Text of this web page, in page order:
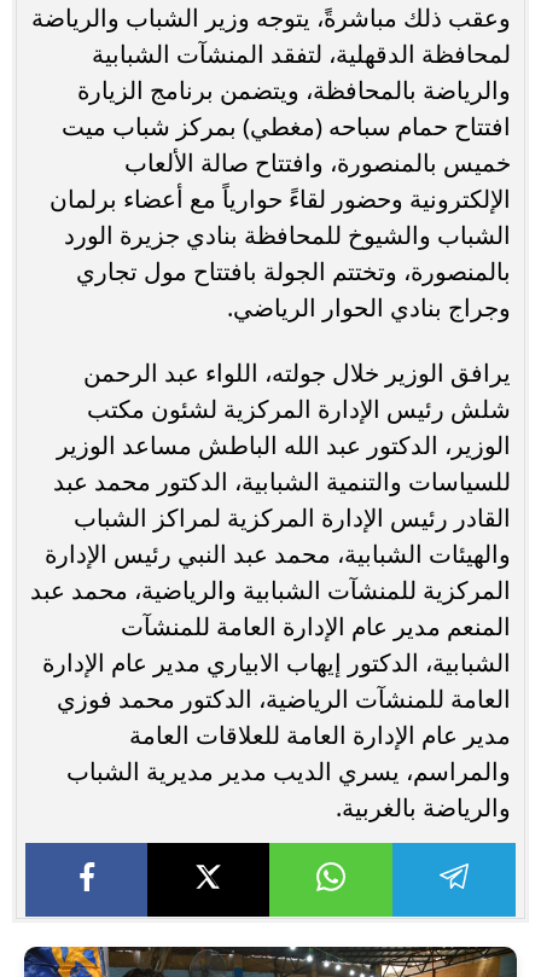
وعقب ذلك مباشرةً، يتوجه وزير الشباب والرياضة
لمحافظة الدقهلية، لتفقد المنشآت الشبابية
والرياضة بالمحافظة، ويتضمن برنامج الزيارة
افتتاح حمام سباحه (مغطي) بمركز شباب ميت
خميس بالمنصورة، وافتتاح صالة الألعاب
الإلكترونية وحضور لقاءً حوارياً مع أعضاء برلمان
الشباب والشيوخ للمحافظة بنادي جزيرة الورد
بالمنصورة، وتختتم الجولة بافتتاح مول تجاري
وجراج بنادي الحوار الرياضي.
يرافق الوزير خلال جولته، اللواء عبد الرحمن
شلش رئيس الإدارة المركزية لشئون مكتب
الوزير، الدكتور عبد الله الباطش مساعد الوزير
للسياسات والتنمية الشبابية، الدكتور محمد عبد
القادر رئيس الإدارة المركزية لمراكز الشباب
والهيئات الشبابية، محمد عبد النبي رئيس الإدارة
المركزية للمنشآت الشبابية والرياضية، محمد عبد
المنعم مدير عام الإدارة العامة للمنشآت
الشبابية، الدكتور إيهاب الابياري مدير عام الإدارة
العامة للمنشآت الرياضية، الدكتور محمد فوزي
مدير عام الإدارة العامة للعلاقات العامة
والمراسم، يسري الديب مدير مديرية الشباب
والرياضة بالغربية.